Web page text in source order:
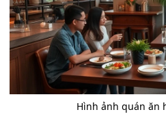
Hình ảnh quán ăn